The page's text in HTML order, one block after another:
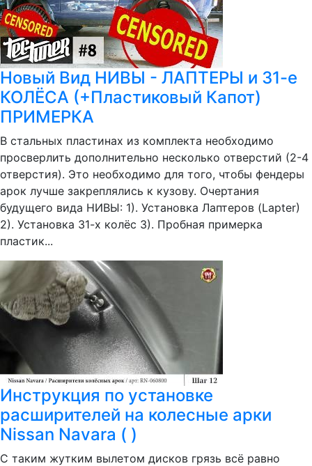
Новый Вид НИВЫ - ЛАПТЕРЫ и 31-е
КОЛЁСА (+Пластиковый Капот)
ПРИМЕРКА
В стальных пластинах из комплекта необходимо
просверлить дополнительно несколько отверстий (2-4
отверстия). Это необходимо для того, чтобы фендеры
арок лучше закреплялись к кузову. Очертания
будущего вида НИВЫ: 1). Установка Лаптеров (Lapter)
2). Установка 31-х колёс 3). Пробная примерка
пластик...
Инструкция по установке
расширителей на колесные арки
Nissan Navara ( )
С таким жутким вылетом дисков грязь всё равно